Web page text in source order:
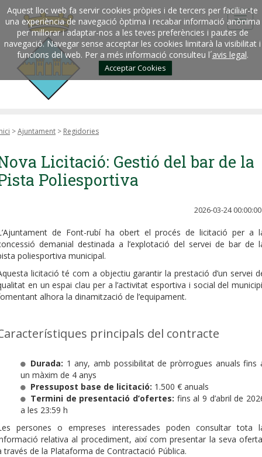
Aquest lloc web fa servir cookies pròpies i de tercers per faciliar-te
una experiència de navegació òptima i recabar informació anònima
per millorar i adaptar-nos a les teves preferències i pautes de
navegació. Navegar sense acceptar les cookies limitarà la visibilitat i
funcions del web. Per a més informació consulteu l´avis legal.
Acceptar Cookies
>Ajuntament > Regidories
Licitació: Gestió del bar de la
Poliesportiva
2026-03-24 00:00:00
de Font-rubí ha obert el procés de licitació per a
demanial destinada a l’explotació del servei de bar de
poliesportiva municipal.
licitació té com a objectiu garantir la prestació d’un servei
en un espai clau per a l’activitat esportiva i social del
alhora la dinamització de l’equipament.
principals del contracte
Durada: 1 any, amb possibilitat de pròrrogues anuals fins
un màxim de 4 anys
Pressupost base de licitació: 1.500 € anuals
Termini de presentació d’ofertes: fins al 9 d’abril de
a les 23:59 h
persones o empreses interessades poden consultar tota
relativa al procediment, així com presentar la seva
través de la Plataforma de Contractació Pública.